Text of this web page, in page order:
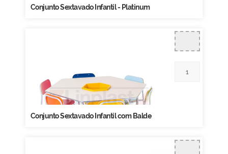
Conjunto Sextavado Infantil - Platinum
Conjunto Sextavado Infantil com Balde